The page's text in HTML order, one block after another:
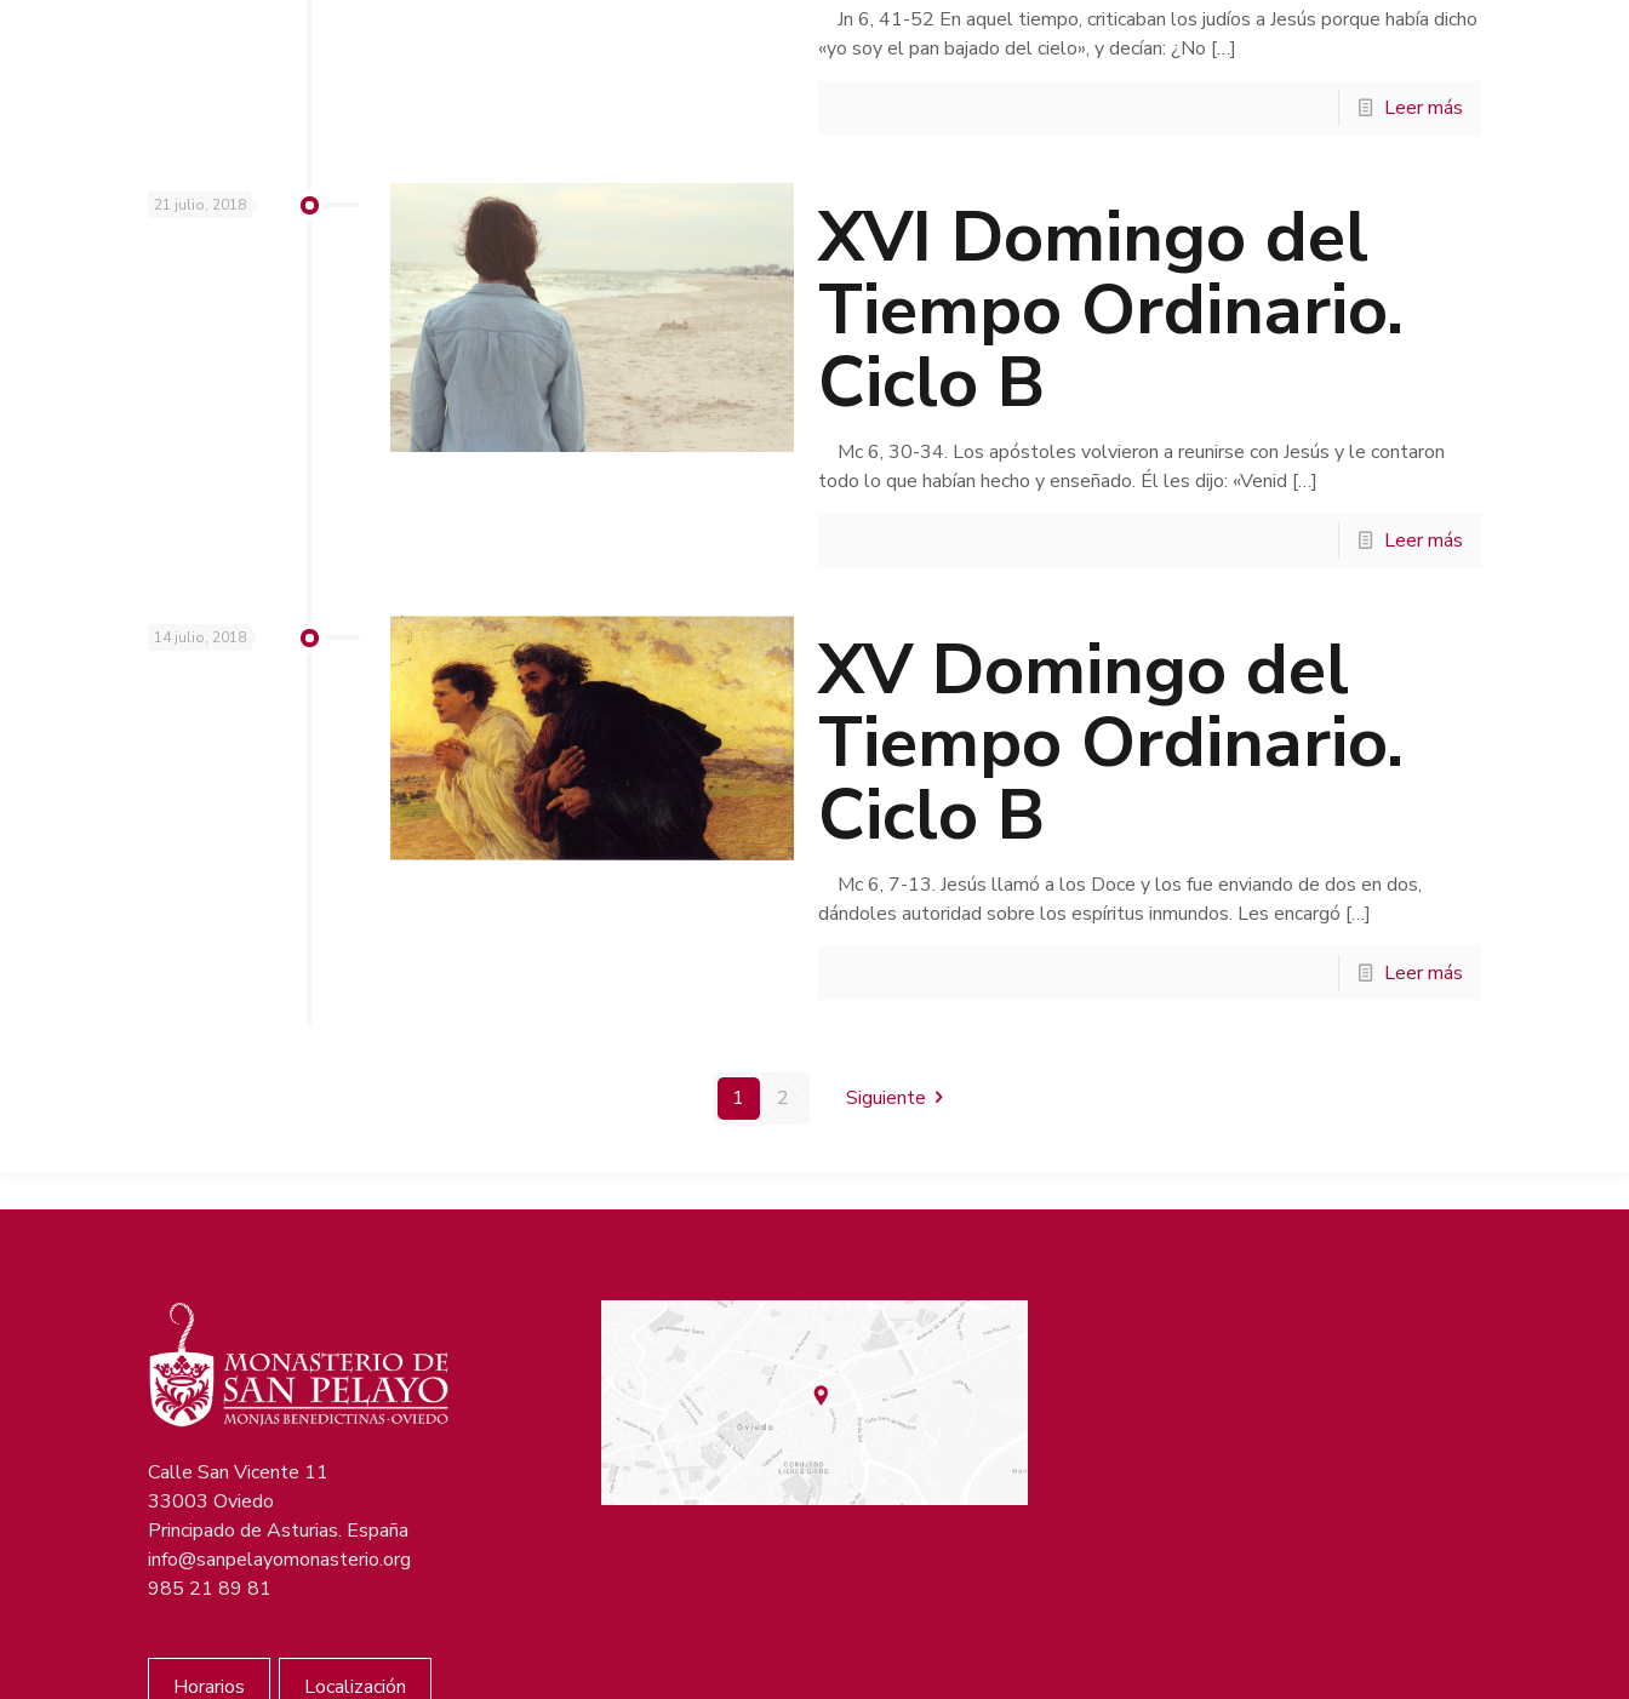
Jn 6, 41-52 En aquel tiempo, criticaban los judíos a Jesús porque había dicho
«yo soy el pan bajado del cielo», y decían: ¿No […]
Leer más
21 julio, 2018 XVI Domingo del
Tiempo Ordinario.
Ciclo B
Mc 6, 30-34. Los apóstoles volvieron a reunirse con Jesús y le contaron
todo lo que habían hecho y enseñado. Él les dijo: «Venid […]
Leer más
14 julio, 2018 XV Domingo del
Tiempo Ordinario.
Ciclo B
Mc 6, 7-13. Jesús llamó a los Doce y los fue enviando de dos en dos,
dándoles autoridad sobre los espíritus inmundos. Les encargó […]
Leer más
1 2 Siguiente
Calle San Vicente 11
33003 Oviedo
Principado de Asturias. España
info@sanpelayomonasterio.org
985 21 89 81
Horarios Localización